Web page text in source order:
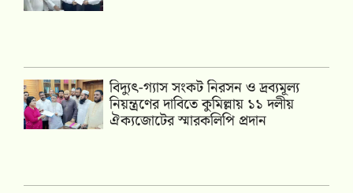
‎বিদ্যুৎ-গ্যাস সংকট নিরসন ও দ্রব্যমূল্য
নিয়ন্ত্রণের দাবিতে কুমিল্লায় ১১ দলীয়
ঐক‍্যজোটের স্মারকলিপি প্রদান